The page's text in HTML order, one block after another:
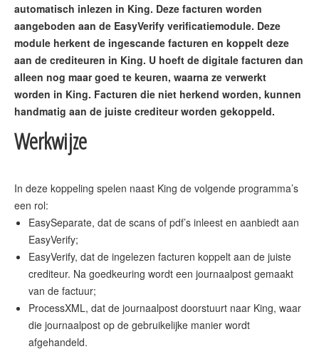
automatisch inlezen in King. Deze facturen worden
aangeboden aan de EasyVerify verificatiemodule. Deze
module herkent de ingescande facturen en koppelt deze
aan de crediteuren in King. U hoeft de digitale facturen dan
alleen nog maar goed te keuren, waarna ze verwerkt
worden in King. Facturen die niet herkend worden, kunnen
handmatig aan de juiste crediteur worden gekoppeld.
Werkwijze
In deze koppeling spelen naast King de volgende programma’s
EasySeparate, dat de scans of pdf’s inleest en aanbiedt aan
EasyVerify;
EasyVerify, dat de ingelezen facturen koppelt aan de juiste
crediteur. Na goedkeuring wordt een journaalpost gemaakt
van de factuur;
ProcessXML, dat de journaalpost doorstuurt naar King, waar
die journaalpost op de gebruikelijke manier wordt
afgehandeld.